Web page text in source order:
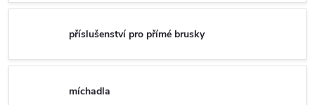
příslušenství pro přímé brusky
míchadla